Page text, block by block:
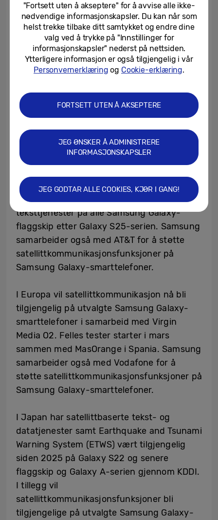
kommunikasjonsverktøy når det er mest
kritisk. Dette vil gjøre det mulig for flere
Samsung Galaxy-brukere å få tilgang til
satellittbaserte meldings- og datatjenester
– i tillegg til nødhjelp – i områder der
tradisjonelle mobilnett ikke er tilgjengelige.
Utvidelse av satellittilgang gjennom
regionale partnerskap
I USA har T911-, tekst- og datatjenester blitt
støttet i samarbeid med T-Satellite with
Starlink fra T-Mobile siden 2025 på utvalgte
serien som er lansert etter Galaxy S21-
serien. Samtidig tilbyr Verizon eSOS- og
teksttjenester på alle Samsung Galaxy-
flaggskip etter Galaxy S25-serien. Samsung
samarbeider også med AT&T for å støtte
satellittkommunikasjonsfunksjoner på
Samsung Galaxy-smarttelefoner.
I Europa vil satellittkommunikasjon nå bli
tilgjengelig på utvalgte Samsung Galaxy-
smarttelefoner i samarbeid med Virgin
Media O2. Felles tester starter i mars
sammen med MasOrange i Spania. Samsung
samarbeider også med Vodafone for å
støtte satellittkommunikasjonsfunksjoner på
Samsung Galaxy-smarttelefoner.
I Japan har satellittbaserte tekst- og
datatjenester samt Earthquake and Tsunami
Warning System (ETWS) vært tilgjengelig
siden 2025 på Galaxy S22 og senere
flaggskip og Galaxy A-serien gjennom KDDI.
I tillegg vil
satellittkommunikasjonsfunksjoner bli
tilgjengelige på utvalgte Samsung Galaxy-
"Fortsett uten å akseptere" for å avvise alle ikke-
nødvendige informasjonskapsler. Du kan når som
helst trekke tilbake ditt samtykket og endre dine
valg ved å trykke på "Innstillinger for
informasjonskapsler" nederst på nettsiden.
Ytterligere informasjon er også tilgjengelig i vår
Personvernerklæring og Cookie-erklæring.
FORTSETT UTEN Å AKSEPTERE
JEG ØNSKER Å ADMINISTRERE
INFORMASJONSKAPSLER
JEG GODTAR ALLE COOKIES, KJØR I GANG!